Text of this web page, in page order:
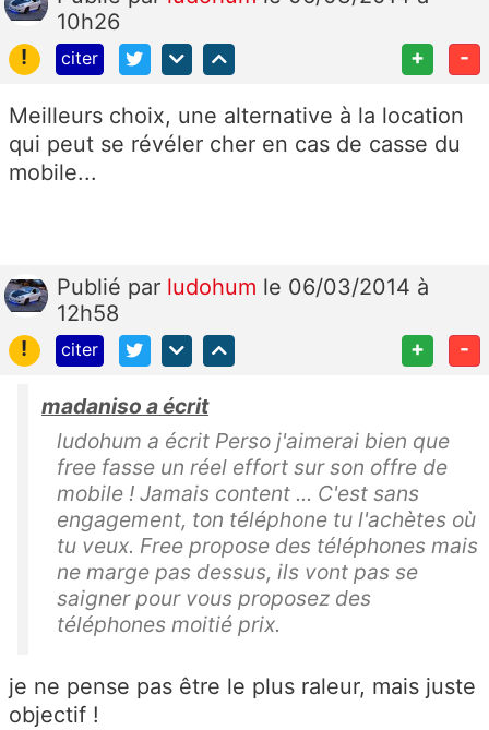
10h26
!
citer + -
Meilleurs choix, une alternative à la location
qui peut se révéler cher en cas de casse du
mobile...
Publié par ludohum le 06/03/2014 à
12h58
!
citer + -
madaniso a écrit
ludohum a écrit Perso j'aimerai bien que
free fasse un réel effort sur son offre de
mobile ! Jamais content ... C'est sans
engagement, ton téléphone tu l'achètes où
tu veux. Free propose des téléphones mais
ne marge pas dessus, ils vont pas se
saigner pour vous proposez des
téléphones moitié prix.
je ne pense pas être le plus raleur, mais juste
objectif !